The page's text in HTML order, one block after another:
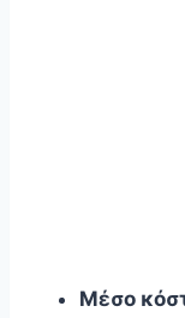
Μέσο